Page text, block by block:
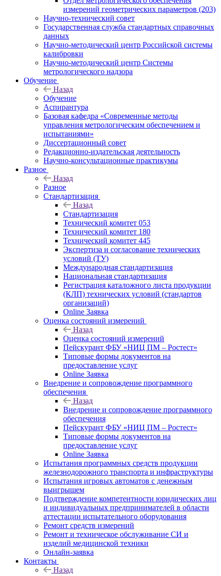
измерений геометрических параметров (203)
Научно-технический совет
Государственная служба стандартных справочных
данных
Научно-методический центр Российской системы
калибровки
Научно-методический центр Системы
метрологического надзора
Обучение
Назад
Обучение
Аспирантура
Базовая кафедра «Современные методы
управления метрологическим обеспечением и
испытаниями»
Диссертационный совет
Редакционно-издательская деятельность
Научно-консультационные практикумы
Разное
Назад
Разное
Стандартизация
Назад
Стандартизация
Технический комитет 053
Технический комитет 180
Технический комитет 445
Экспертиза и согласование технических
условий (ТУ)
Международная стандартизация
Национальная стандартизация
Регистрация каталожного листа продукции
(КЛП) технических условий (стандартов
организаций)
Online Заявка
Оценка состояний измерений
Назад
Оценка состояний измерений
Пейскурант ФБУ «НИЦ ПМ – Ростест»
Типовые формы документов на
предоставление услуг
Online Заявка
Внедрение и сопровождение программного
обеспечения
Назад
Внедрение и сопровождение программного
обеспечения
Пейскурант ФБУ «НИЦ ПМ – Ростест»
Типовые формы документов на
предоставление услуг
Online Заявка
Испытания программных средств продукции
железнодорожного транспорта и инфраструктуры
Испытания игровых автоматов с денежным
выигрышем
Подтверждение компетентности юридических лиц
и индивидуальных предпринимателей в области
аттестации испытательного оборудования
Ремонт средств измерений
Ремонт и техническое обслуживание СИ и
изделий медицинской техники
Онлайн-заявка
Контакты
Назад